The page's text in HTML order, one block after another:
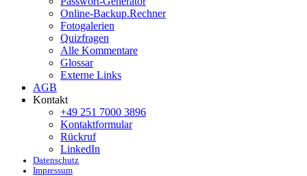
Online-Backup.Rechner
Fotogalerien
Quizfragen
Alle Kommentare
Glossar
Externe Links
AGB
Kontakt
+49 251 7000 3896
Kontaktformular
Rückruf
LinkedIn
Datenschutz
Impressum